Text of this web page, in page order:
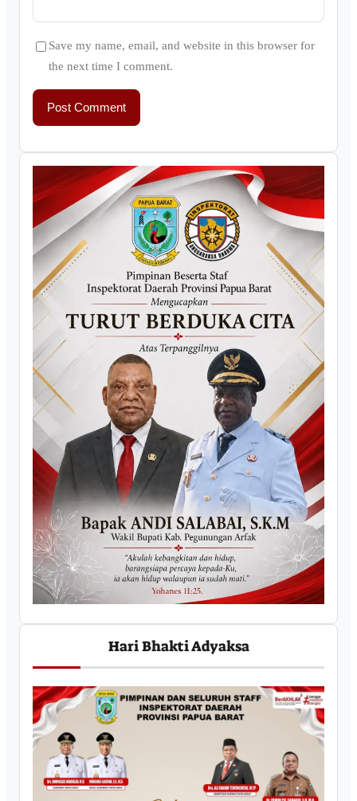
Save my name, email, and website in this browser for
the next time I comment.
Hari Bhakti Adyaksa